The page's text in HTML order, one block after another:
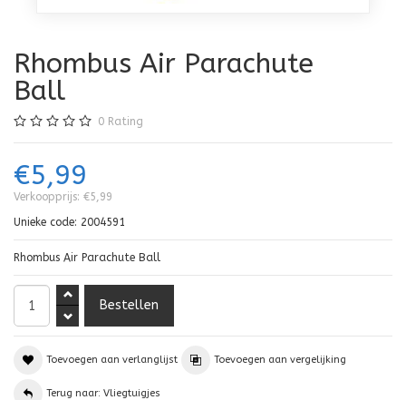
Rhombus Air Parachute
Ball
0 Rating
€5,99
Verkoopprijs: €5,99
Unieke code: 2004591
Rhombus Air Parachute Ball
Toevoegen aan verlanglijst Toevoegen aan vergelijking
Terug naar: Vliegtuigjes